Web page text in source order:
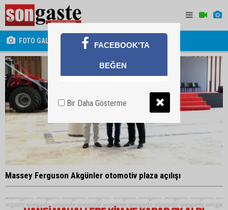
FOTO GALERİ
Massey Ferguson Akgünler otomotiv plaza açılışı
FACEBOOK'TA
BEĞEN
Bir Daha Gösterme